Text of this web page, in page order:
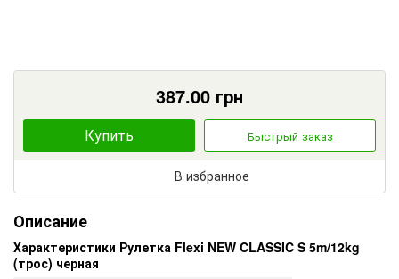
387.00 грн
Купить Быстрый заказ
В избранное
Описание
Характеристики Рулетка Flexi NEW CLASSIC S 5m/12kg
(трос) черная